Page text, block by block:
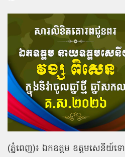
(ភ្នំពេញ)៖ ឯកឧត្ដម ឧត្ដមសេនីយ៍ទោ